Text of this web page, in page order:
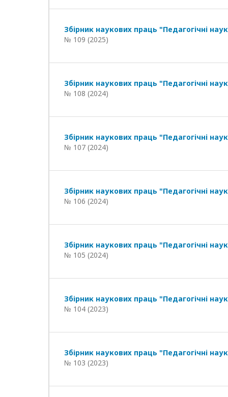
Збірник наукових праць "Педагогічні
№ 109 (2025)
Збірник наукових праць "Педагогічні
№ 108 (2024)
Збірник наукових праць "Педагогічні
№ 107 (2024)
Збірник наукових праць "Педагогічні
№ 106 (2024)
Збірник наукових праць "Педагогічні
№ 105 (2024)
Збірник наукових праць "Педагогічні
№ 104 (2023)
Збірник наукових праць "Педагогічні
№ 103 (2023)